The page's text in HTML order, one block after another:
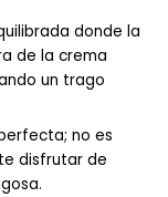
donde la
de la crema
un trago
no es
disfrutar de